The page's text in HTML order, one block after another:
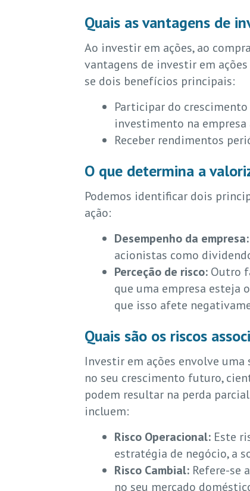
Quais as vantagens de
Ao investir em ações, ao
vantagens de investir em
se dois benefícios principais:
Participar do
investimento na
Receber rendimentos
O que determina a
Podemos identificar dois
ação:
Desempenho da empresa:
acionistas como
Perceção de risco: Outro
que uma empresa esteja
que isso afete
Quais são os riscos
Investir em ações envolve uma
no seu crescimento futuro,
podem resultar na perda
incluem:
Risco Operacional: Este
estratégia de negócio, a
Risco Cambial: Refere-se
no seu mercado